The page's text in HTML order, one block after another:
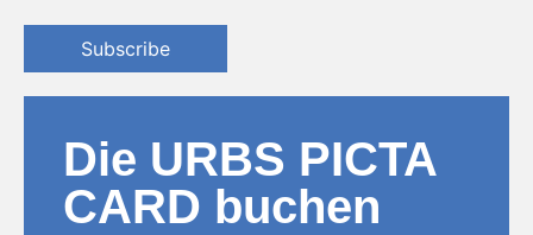
Subscribe
Die URBS PICTA
CARD buchen